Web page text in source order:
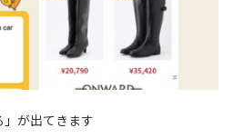
が出てきます